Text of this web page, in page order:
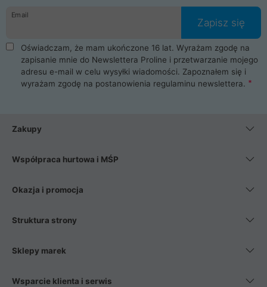
Email
Zapisz się
Oświadczam, że mam ukończone 16 lat. Wyrażam zgodę na
zapisanie mnie do Newslettera Proline i przetwarzanie mojego
adresu e-mail w celu wysyłki wiadomości. Zapoznałem się i
wyrażam zgodę na postanowienia regulaminu newslettera.
Zakupy
Współpraca hurtowa i MŚP
Okazja i promocja
Struktura strony
Sklepy marek
Wsparcie klienta i serwis